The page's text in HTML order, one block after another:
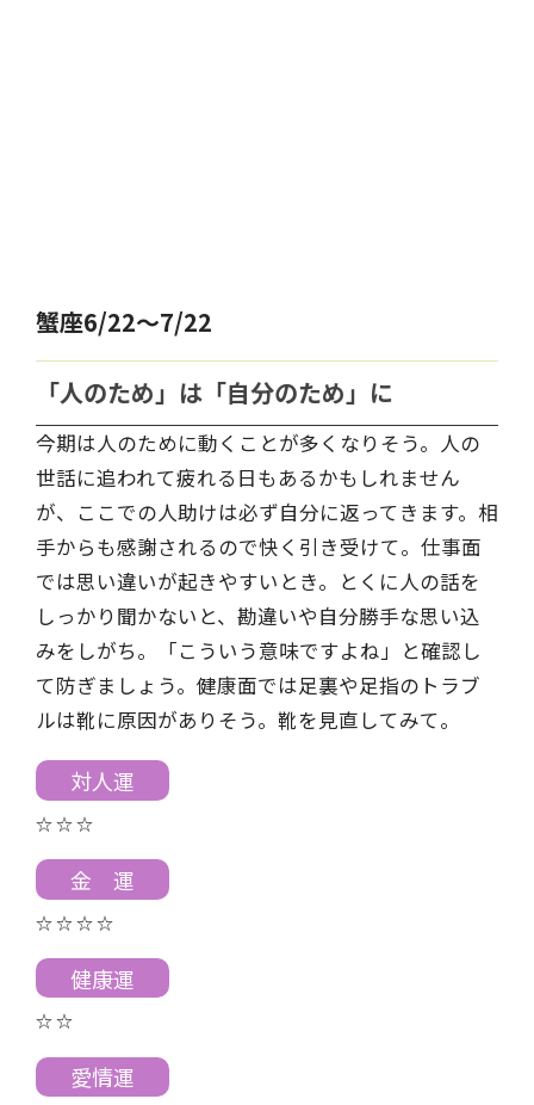
蟹座6/22～7/22
「人のため」は「自分のため」に
今期は人のために動くことが多くなりそう。人の
世話に追われて疲れる日もあるかもしれません
が、ここでの人助けは必ず自分に返ってきます。相
手からも感謝されるので快く引き受けて。仕事面
では思い違いが起きやすいとき。とくに人の話を
しっかり聞かないと、勘違いや自分勝手な思い込
みをしがち。「こういう意味ですよね」と確認し
て防ぎましょう。健康面では足裏や足指のトラブ
ルは靴に原因がありそう。靴を見直してみて。
対人運
☆ ☆ ☆
金 運
☆ ☆ ☆ ☆
健康運
☆ ☆
愛情運